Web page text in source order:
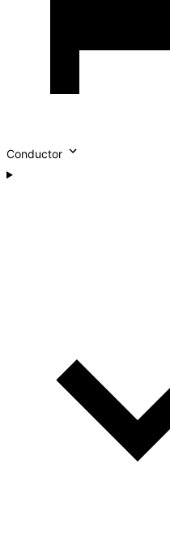
Conductor